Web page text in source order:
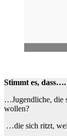
Stimmt es, dass….
…Jugendliche, die
wollen?
…die sich ritzt,